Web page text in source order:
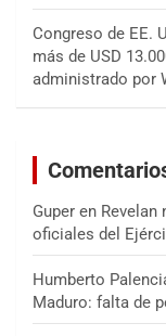
Congreso de EE.
más de USD
administrado por
Guper en Revelan
oficiales del
Humberto
Maduro: falta de